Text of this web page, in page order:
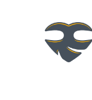
содержимому